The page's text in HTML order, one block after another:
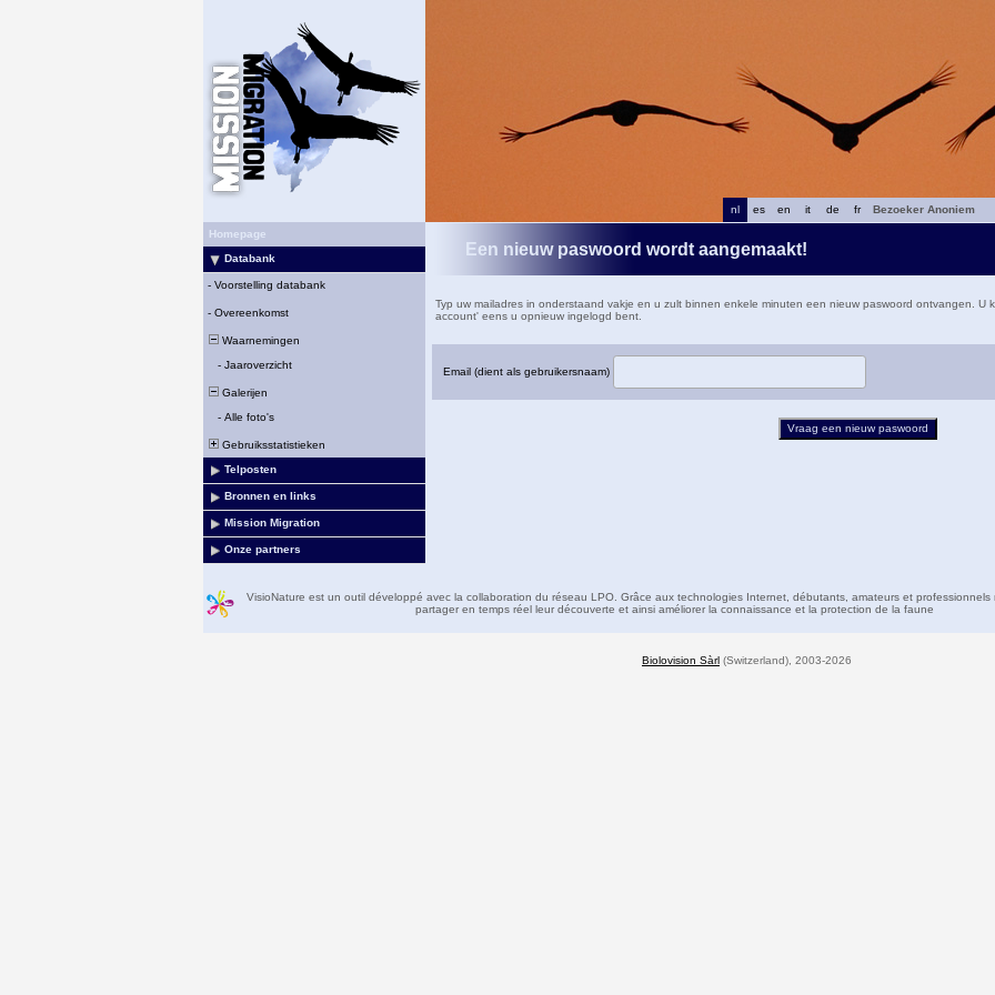
fr
de
it
en
es
nl
Bezoeker Anoniem
Homepage
Databank
- Voorstelling databank
- Overeenkomst
Waarnemingen
- Jaaroverzicht
Galerijen
- Alle foto's
Gebruiksstatistieken
Telposten
Bronnen en links
Mission Migration
Onze partners
Een nieuw paswoord wordt aangemaakt!
Typ uw mailadres in onderstaand vakje en u zult binnen enkele minuten een nieuw paswoord ontvangen. U
account' eens u opnieuw ingelogd bent.
Email (dient als gebruikersnaam)
VisioNature est un outil développé avec la collaboration du réseau LPO. Grâce aux technologies Internet, débutants, amateurs et professionnels
partager en temps réel leur découverte et ainsi améliorer la connaissance et la protection de la faune
Biolovision Sàrl (Switzerland), 2003-2026